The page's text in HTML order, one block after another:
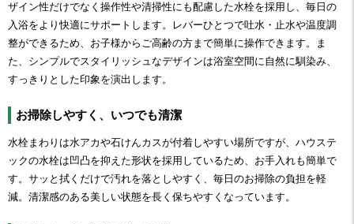
ザイン性だけでなく操作性や清掃性にも配慮した水栓を採用し、毎日の
入浴をより快適にサポートします。レバーひとつで吐水・止水や温度調
整ができるため、お子様からご高齢の方まで簡単に操作できます。ま
た、シンプルでスタイリッシュなデザインは浴室空間に自然に馴染み、
すっきりとした印象を演出します。
お掃除しやすく、いつでも清潔
水栓まわりは水アカや石けんカスが付着しやすい場所ですが、ハウステ
ックの水栓は凹凸を抑えた形状を採用しているため、お手入れも簡単で
す。サッと拭くだけで汚れを落としやすく、毎日のお掃除の負担を軽
減。清潔感のある美しい状態を長く保ちやすくなっています。